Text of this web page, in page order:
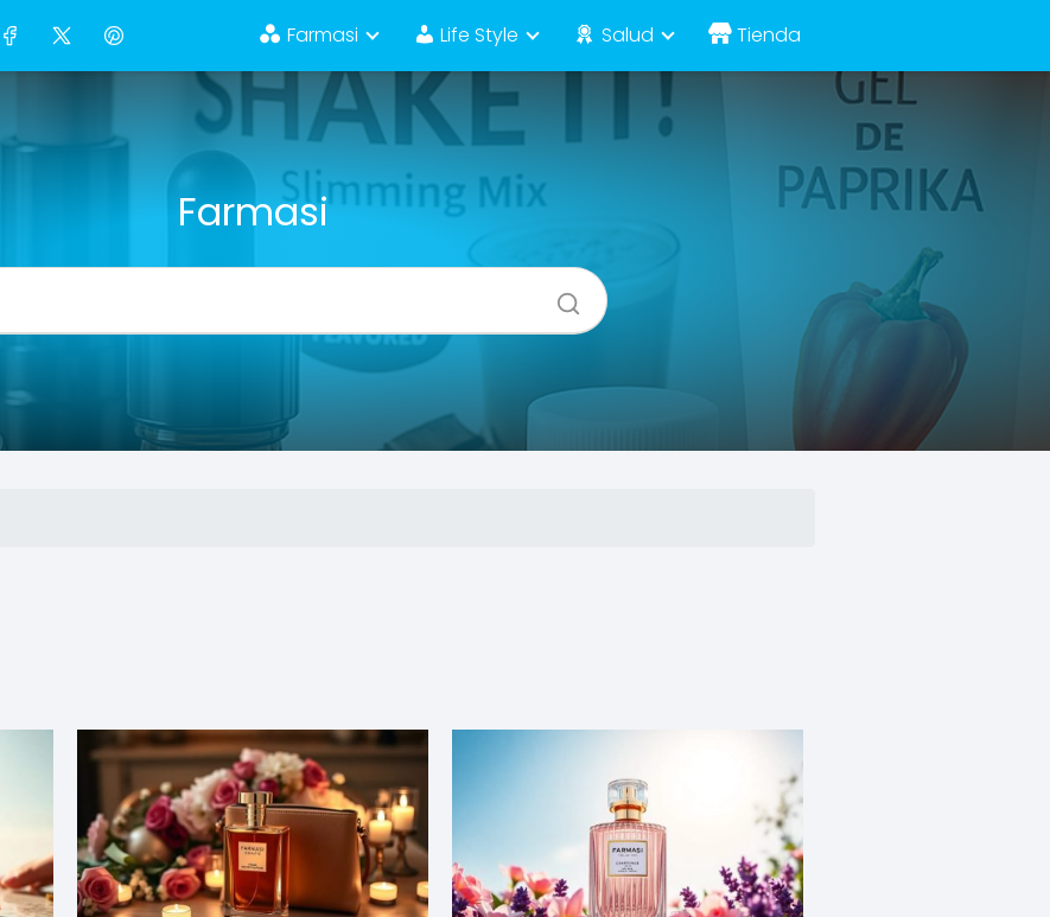
Farmasi Life Style Salud Tienda
Farmasi